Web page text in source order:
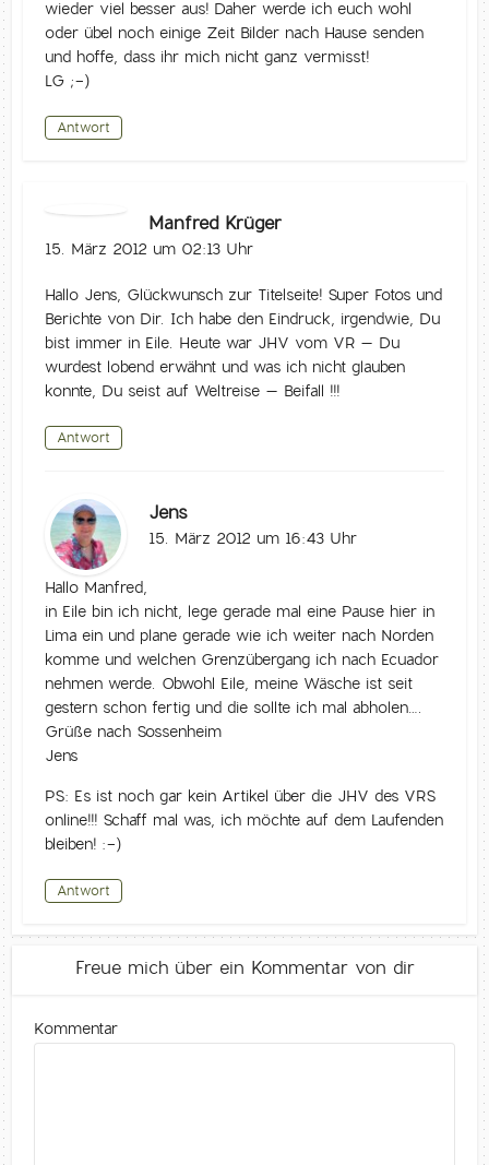
wieder viel besser aus! Daher werde ich euch wohl
oder übel noch einige Zeit Bilder nach Hause senden
und hoffe, dass ihr mich nicht ganz vermisst!
LG ;-)
Antwort
Manfred Krüger
15. März 2012 um 02:13 Uhr
Hallo Jens, Glückwunsch zur Titelseite! Super Fotos und
Berichte von Dir. Ich habe den Eindruck, irgendwie, Du
bist immer in Eile. Heute war JHV vom VR – Du
wurdest lobend erwähnt und was ich nicht glauben
konnte, Du seist auf Weltreise – Beifall !!!
Antwort
Jens
15. März 2012 um 16:43 Uhr
Hallo Manfred,
in Eile bin ich nicht, lege gerade mal eine Pause hier in
Lima ein und plane gerade wie ich weiter nach Norden
komme und welchen Grenzübergang ich nach Ecuador
nehmen werde. Obwohl Eile, meine Wäsche ist seit
gestern schon fertig und die sollte ich mal abholen….
Grüße nach Sossenheim
Jens
PS: Es ist noch gar kein Artikel über die JHV des VRS
online!!! Schaff mal was, ich möchte auf dem Laufenden
bleiben! :-)
Antwort
Freue mich über ein Kommentar von dir
Kommentar